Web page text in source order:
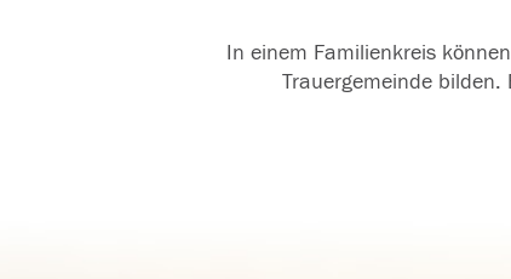
In einem Familienkreis
Trauergemeinde